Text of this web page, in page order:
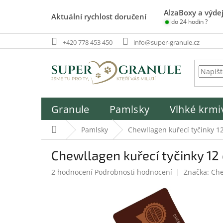
Aktuální rychlost doručení AlzaBoxy a
do 24 hodin ?
+420 778 453 450 info@super-granule.cz
Granule Pamlsky Vlhké
Domů Pamlsky Chewllagen kuřecí tyčinky
Chewllagen kuřecí tyčinky 12
Průměrné
2 hodnocení Podrobnosti hodnocení Značka: